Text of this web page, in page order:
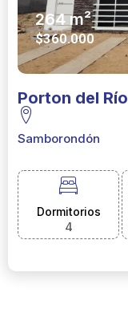
264 m²
$360.000
Porton del Río
Samborondón
Dormitorios
4